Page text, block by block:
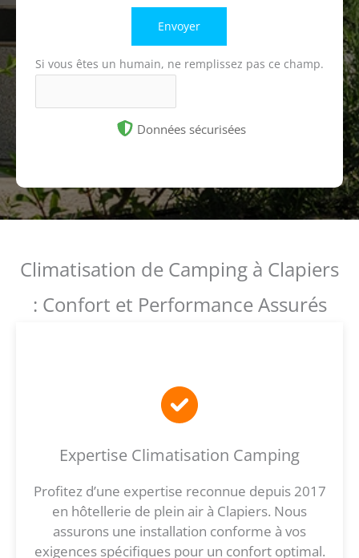
Envoyer
Si vous êtes un humain, ne remplissez pas ce champ.
Données sécurisées
Climatisation de Camping à Clapiers
: Confort et Performance Assurés
Expertise Climatisation Camping
Profitez d’une expertise reconnue depuis 2017
en hôtellerie de plein air à Clapiers. Nous
assurons une installation conforme à vos
exigences spécifiques pour un confort optimal.